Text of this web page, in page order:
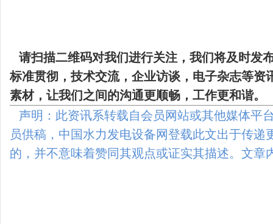
请扫描二维码对我们进行关注，我们将及时发
标准贯彻，技术交流，企业访谈，电子杂志等资
素材，让我们之间的沟通更顺畅，工作更和谐。
声明：此资讯系转载自会员网站或其他媒体平
员供稿，中国水力发电设备网登载此文出于传递
的，并不意味着赞同其观点或证实其描述。文章